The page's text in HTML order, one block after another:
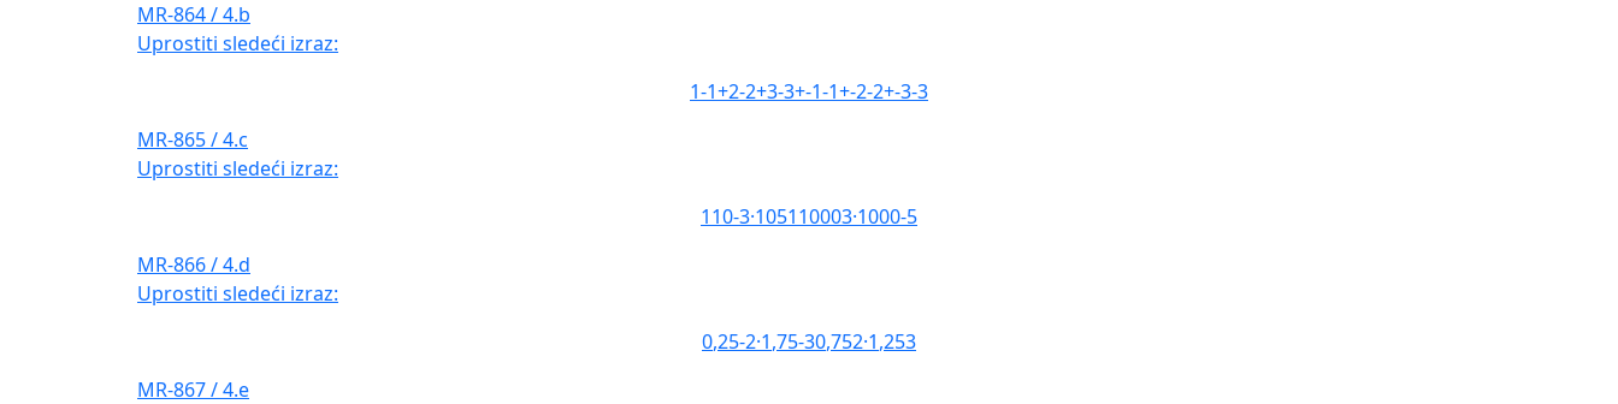
MR-864 / 4.b
Uprostiti sledeći izraz:
1-1+2-2+3-3+-1-1+-2-2+-3-3
MR-865 / 4.c
Uprostiti sledeći izraz:
110-3·105110003·1000-5
MR-866 / 4.d
Uprostiti sledeći izraz:
0,25-2·1,75-30,752·1,253
MR-867 / 4.e